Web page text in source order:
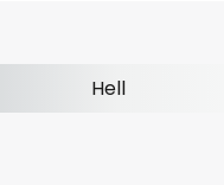
Hell